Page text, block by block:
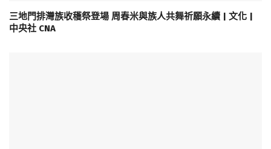
三地門排灣族收穫祭登場 周春米與族人共舞祈願永續 | 文化 |
中央社 CNA